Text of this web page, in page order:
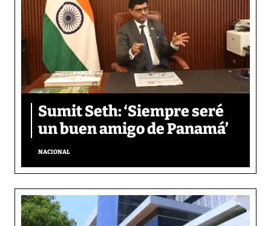
Sumit Seth: ‘Siempre seré
un buen amigo de Panamá’
NACIONAL